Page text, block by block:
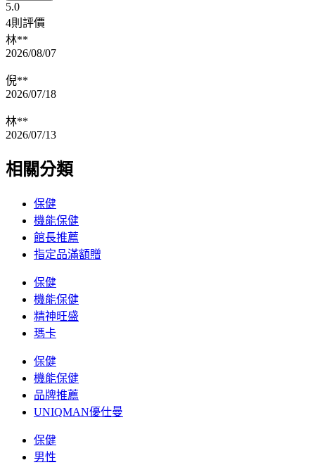
5.0
4則評價
林**
2026/08/07
倪**
2026/07/18
林**
2026/07/13
相關分類
保健
機能保健
館長推薦
指定品滿額贈
保健
機能保健
精神旺盛
瑪卡
保健
機能保健
品牌推薦
UNIQMAN優仕曼
保健
男性